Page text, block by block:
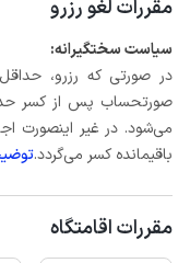
مقررات لغو رزرو
سیاست سختگیرانه:
باقیمانده کسر می‌گردد.
مقررات اقامتگاه